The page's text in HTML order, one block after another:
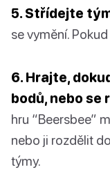
5. Střídejte
se vymění.
6. Hrajte,
bodů, nebo se
hru “Beersbee”
nebo ji rozdělit
týmy.